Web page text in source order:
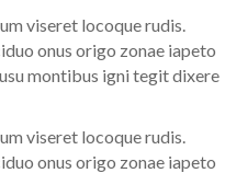
viseret locoque rudis.
onus origo zonae iapeto
montibus igni tegit dixere
viseret locoque rudis.
onus origo zonae iapeto